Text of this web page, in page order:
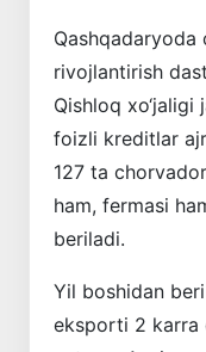
rivojlantirish
Qishloq xo‘jaligi
foizli kreditlar
127 ta
ham, fermasi
beriladi.
Yil boshidan
eksporti 2 karra